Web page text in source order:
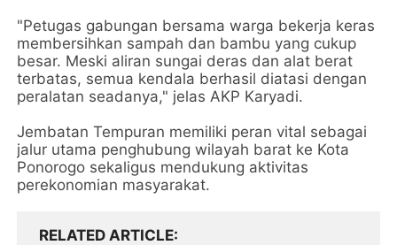
"Petugas gabungan bersama warga bekerja keras
membersihkan sampah dan bambu yang cukup
besar. Meski aliran sungai deras dan alat berat
terbatas, semua kendala berhasil diatasi dengan
peralatan seadanya," jelas AKP Karyadi.
Jembatan Tempuran memiliki peran vital sebagai
jalur utama penghubung wilayah barat ke Kota
Ponorogo sekaligus mendukung aktivitas
perekonomian masyarakat.
RELATED ARTICLE